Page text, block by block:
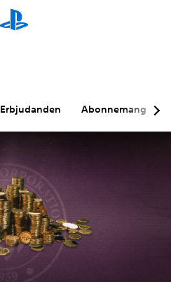
Erbjudanden Abonnemang